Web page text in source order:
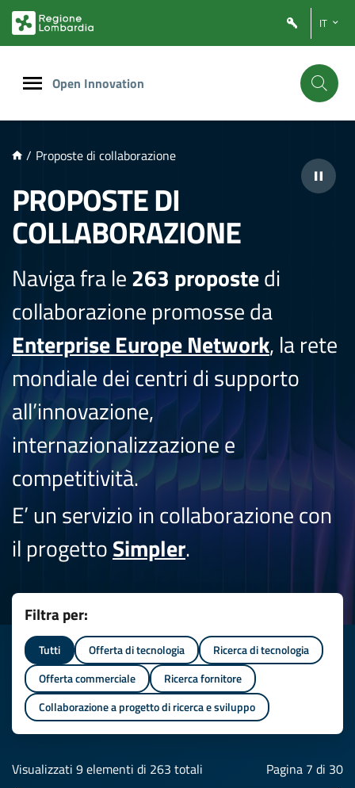
PRINCIPALE
IT
Open Innovation
/ Proposte di collaborazione
PROPOSTE DI
COLLABORAZIONE
Naviga fra le263 propostedi
collaborazione promosse da
Enterprise Europe Network, la rete
mondiale dei centri di supporto
all’innovazione,
internazionalizzazione e
competitività.
E’ un servizio in collaborazione con
il progettoSimpler.
Filtra per:
Tutti Offerta di tecnologia
Ricerca di tecnologia
Offerta commerciale
Ricerca fornitore
Collaborazione a progetto di ricerca e sviluppo
Visualizzati 9 elementi di 263 totali Pagina 7 di 30